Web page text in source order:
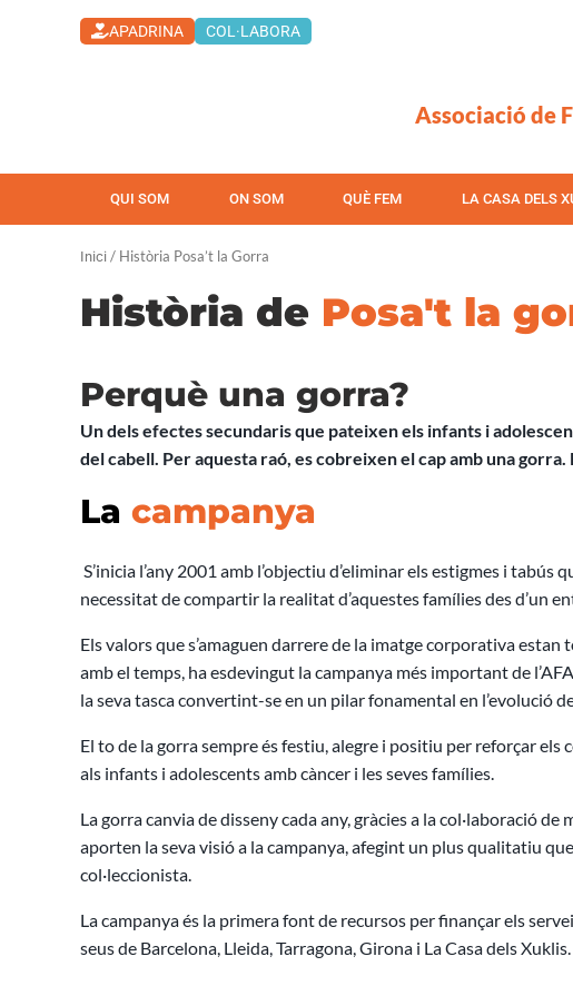
APADRINA COL·LABORA
Associació de
QUI SOM ON SOM QUÈ FEM LA CASA DELS
Inici / Història Posa’t la Gorra
Història de Posa't la
Perquè una gorra?
Un dels efectes secundaris que pateixen els infants i
del cabell. Per aquesta raó, es cobreixen el cap amb una gorra.
La campanya
S’inicia l’any 2001 amb l’objectiu d’eliminar els estigmes i
necessitat de compartir la realitat d’aquestes famílies des d’un
Els valors que s’amaguen darrere de la imatge corporativa estan
amb el temps, ha esdevingut la campanya més important de
la seva tasca convertint-se en un pilar fonamental en l’evolució de
El to de la gorra sempre és festiu, alegre i positiu per reforçar
als infants i adolescents amb càncer i les seves famílies.
La gorra canvia de disseny cada any, gràcies a la col·laboració
aporten la seva visió a la campanya, afegint un plus qualitatiu
col·leccionista.
La campanya és la primera font de recursos per finançar els
seus de Barcelona, Lleida, Tarragona, Girona i La Casa dels Xuklis.